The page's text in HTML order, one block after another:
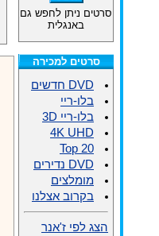
סרטים ניתן לחפש גם
באנגלית
סרטים למכירה
DVD חדשים
בלו-ריי
בלו-ריי 3D
4K UHD
Top 20
DVD נדירים
מומלצים
בקרוב אצלנו
הצג לפי ז'אנר